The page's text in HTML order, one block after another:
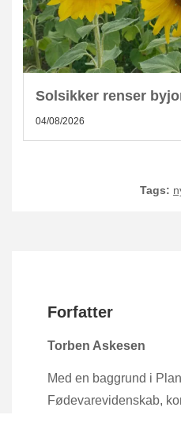
04/08/2026
Tags:
Forfatter
Torben Askesen
Med en baggrund i
Fødevarevidenskab,